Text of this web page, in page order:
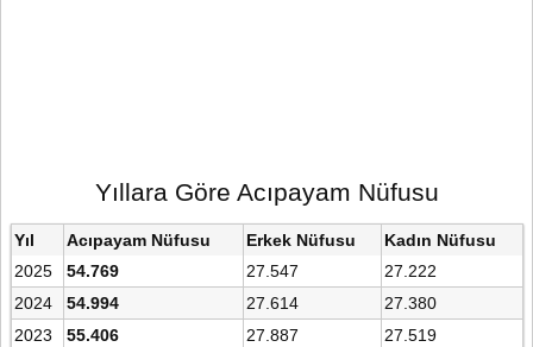
Yıllara Göre Acıpayam Nüfusu
Yıl Acıpayam Nüfusu Erkek Nüfusu
Kadın Nüfusu
2025
54.769 27.547
27.222
2024
54.994 27.614
27.380
2023
55.406 27.887
27.519